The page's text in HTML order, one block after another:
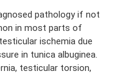
pathology if not
in most parts of
ischemia due
in tunica albuginea.
testicular torsion,